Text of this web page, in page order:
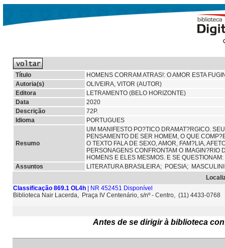
Título
HOMENS CORRAM ATRAS!: O AMOR ESTA
Autoria(s)
OLIVEIRA, VITOR (AUTOR)
Editora
LETRAMENTO (BELO HORIZONTE)
Data
2020
Descrição
72P.
Idioma
PORTUGUES
Resumo
UM MANIFESTO PO?TICO DRAMAT?RGICO.
PENSAMENTO DE SER HOMEM, O QUE
O TEXTO FALA DE SEXO, AMOR, FAM?LIA,
PERSONAGENS CONFRONTAM O IMAGIN?RIO
HOMENS E ELES MESMOS. E SE
Assuntos
LITERATURA BRASILEIRA; POESIA;
Classificação 869.1 OL4h | NR 452451 Disponível
Biblioteca Nair Lacerda, Praça IV Centenário, s/nº - Centro, (11) 4433-0768
Antes de se dirigir à biblioteca